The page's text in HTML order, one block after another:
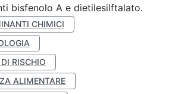
bisfenolo A e dietilesilftalato.
CHIMICI
RISCHIO
ALIMENTARE